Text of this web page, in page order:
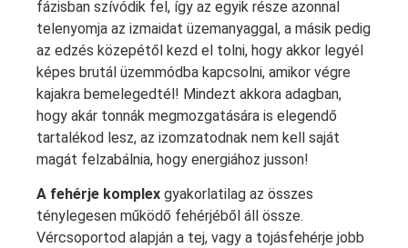
fázisban szívódik fel, így az egyik része azonnal
telenyomja az izmaidat üzemanyaggal, a másik pedig
az edzés közepétől kezd el tolni, hogy akkor legyél
képes brutál üzemmódba kapcsolni, amikor végre
kajakra bemelegedtél! Mindezt akkora adagban,
hogy akár tonnák megmozgatására is elegendő
tartalékod lesz, az izomzatodnak nem kell saját
magát felzabálnia, hogy energiához jusson!
A fehérje komplex gyakorlatilag az összes
ténylegesen működő fehérjéből áll össze.
Vércsoportod alapján a tej, vagy a tojásfehérje jobb